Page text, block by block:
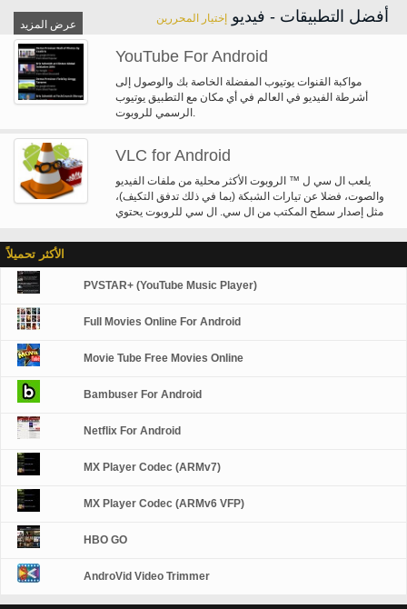
تحميل أشرطة الفيديو الخاصة بك إلى فيسبوك، يوتيوب إلخ. -تشغيل مقاطع الفيديو--
فرز أشرطة الفيديو الخاصة بك باسم، وحجمها ومدتها والتاريخ-إعادة تسمية أو حذف
ملفات الفيديو على الهاتف الخاص بك
أفضل التطبيقات - فيديو إختيار المحررين عرض المزيد
YouTube For Android
مواكبة القنوات يوتيوب المفضلة الخاصة بك والوصول إلى
أشرطة الفيديو في العالم في أي مكان مع التطبيق يوتيوب
الرسمي للروبوت.
VLC for Android
يلعب ال سي ل ™ الروبوت الأكثر محلية من ملفات الفيديو
والصوت، فضلا عن تيارات الشبكة (بما في ذلك تدفق التكيف)،
مثل إصدار سطح المكتب من ال سي. ال سي للروبوت يحتوي
المجلدات مباشرة. وقد ال سي الدعم للصوت متعدد المسارات
الصوت وسطوع. ويشمل أيضا عنصر واجهة مستخدم للتحكم في
الأكثر تحميلاً
PVSTAR+ (YouTube Music Player)
Full Movies Online For Android
Movie Tube Free Movies Online
Bambuser For Android
Netflix For Android
MX Player Codec (ARMv7)
MX Player Codec (ARMv6 VFP)
HBO GO
AndroVid Video Trimmer